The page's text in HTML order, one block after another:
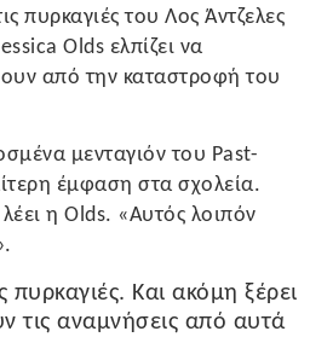
πυρκαγιές του Λος Άντζελες
Olds ελπίζει να
από την καταστροφή του
μενταγιόν του Past-
έμφαση στα σχολεία.
η Olds. «Αυτός λοιπόν
πυρκαγιές. Και ακόμη ξέρει
τις αναμνήσεις από αυτά